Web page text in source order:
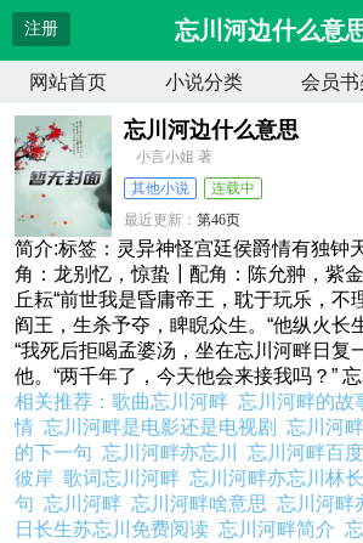
注册 忘川河边什么意
网站首页 小说分类 会员书
忘川河边什么意思
小言小姐 著
其他小说
连载中
最近更新：第46页
更新时间：2026-04-14 02:35:26
简介:标签：灵异神怪宫廷侯爵情有独钟
角：龙别忆，惊蛰┃配角：陈允翀，紫金
丘耘“前世我是昏庸帝王，耽于玩乐，不
阎王，生杀予夺，睥睨众生。“他纵火长
“我死后拒喝孟婆汤，坐在忘川河畔日复
他。“两千年了，今天他会来接我吗？”
相关推荐：歌曲忘川河畔忘川河畔的
情忘川河畔是电影还是电视剧忘川河
的下一句忘川河畔亦忘川忘川河畔百
彼岸歌词忘川河畔忘川河畔亦忘川林
句忘川河畔忘川河畔啥意思忘川河
日长生苏忘川免费阅读忘川河畔简介